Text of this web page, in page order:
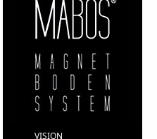
VISION